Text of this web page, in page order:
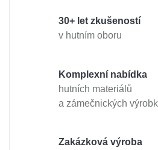
30+ let zkušeností
v hutním oboru
Komplexní nabídka
hutních materiálů
a zámečnických
Zakázková výroba